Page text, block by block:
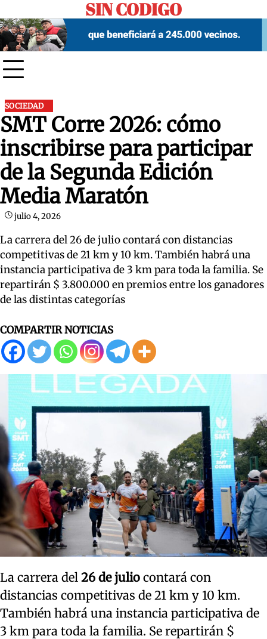
to
content
SIN CODIGO
SOCIEDAD
SMT Corre 2026: cómo
inscribirse para participar
de la Segunda Edición
Media Maratón
julio 4, 2026
La carrera del 26 de julio contará con distancias
competitivas de 21 km y 10 km. También habrá una
instancia participativa de 3 km para toda la familia. Se
repartirán $ 3.800.000 en premios entre los ganadores
de las distintas categorías
COMPARTIR NOTICIAS
La carrera del 26 de julio contará con
distancias competitivas de 21 km y 10 km.
También habrá una instancia participativa de
3 km para toda la familia. Se repartirán $